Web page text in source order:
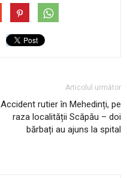
Articolul următor
Accident rutier în Mehedinți, pe
raza localității Scăpău – doi
bărbați au ajuns la spital